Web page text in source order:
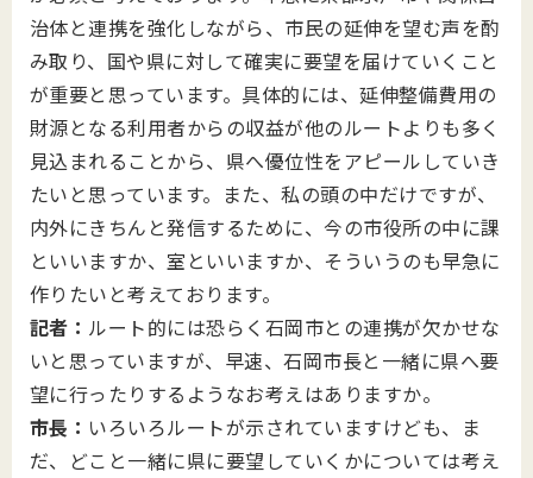
治体と連携を強化しながら、市民の延伸を望む声を酌
み取り、国や県に対して確実に要望を届けていくこと
が重要と思っています。具体的には、延伸整備費用の
財源となる利用者からの収益が他のルートよりも多く
見込まれることから、県へ優位性をアピールしていき
たいと思っています。また、私の頭の中だけですが、
内外にきちんと発信するために、今の市役所の中に課
といいますか、室といいますか、そういうのも早急に
作りたいと考えております。
記者： ルート的には恐らく石岡市との連携が欠かせな
いと思っていますが、早速、石岡市長と一緒に県へ要
望に行ったりするようなお考えはありますか。
市長： いろいろルートが示されていますけども、ま
だ、どこと一緒に県に要望していくかについては考え